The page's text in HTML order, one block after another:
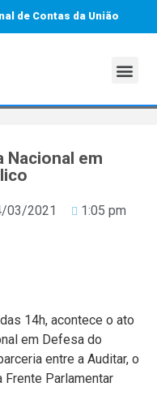
de Contas da União
Nacional em
03/2021 1:05 pm
14h, acontece o ato
em Defesa do
entre a Auditar, o
Frente Parlamentar